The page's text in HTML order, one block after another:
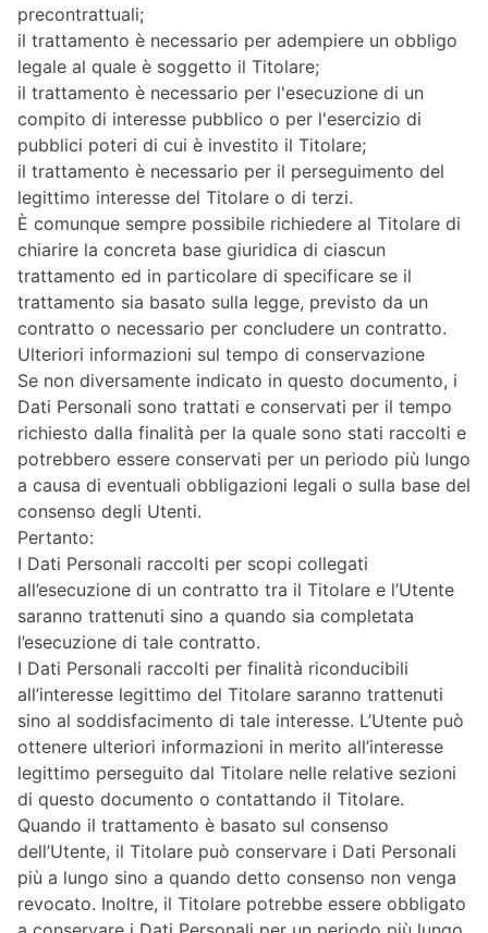
precontrattuali;
il trattamento è necessario per adempiere un obbligo
legale al quale è soggetto il Titolare;
il trattamento è necessario per l'esecuzione di un
compito di interesse pubblico o per l'esercizio di
pubblici poteri di cui è investito il Titolare;
il trattamento è necessario per il perseguimento del
legittimo interesse del Titolare o di terzi.
È comunque sempre possibile richiedere al Titolare di
chiarire la concreta base giuridica di ciascun
trattamento ed in particolare di specificare se il
trattamento sia basato sulla legge, previsto da un
contratto o necessario per concludere un contratto.
Ulteriori informazioni sul tempo di conservazione
Se non diversamente indicato in questo documento, i
Dati Personali sono trattati e conservati per il tempo
richiesto dalla finalità per la quale sono stati raccolti e
potrebbero essere conservati per un periodo più lungo
a causa di eventuali obbligazioni legali o sulla base del
consenso degli Utenti.
Pertanto:
I Dati Personali raccolti per scopi collegati
all’esecuzione di un contratto tra il Titolare e l’Utente
saranno trattenuti sino a quando sia completata
l’esecuzione di tale contratto.
I Dati Personali raccolti per finalità riconducibili
all’interesse legittimo del Titolare saranno trattenuti
sino al soddisfacimento di tale interesse. L’Utente può
ottenere ulteriori informazioni in merito all’interesse
legittimo perseguito dal Titolare nelle relative sezioni
di questo documento o contattando il Titolare.
Quando il trattamento è basato sul consenso
dell’Utente, il Titolare può conservare i Dati Personali
più a lungo sino a quando detto consenso non venga
revocato. Inoltre, il Titolare potrebbe essere obbligato